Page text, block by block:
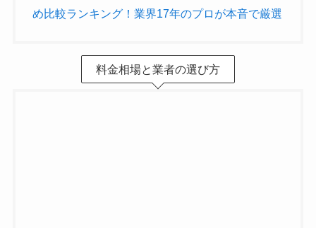
め比較ランキング！業界17年のプロが本音で厳選
料金相場と業者の選び方